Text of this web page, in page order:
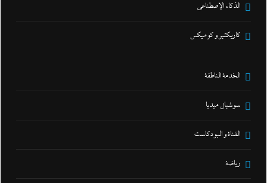
الذكاء الإصطناعي
كاريكتير و كوميكس
الخدمة الناطقة
سوشيال ميديا
القناة و البودكاست
رياضة